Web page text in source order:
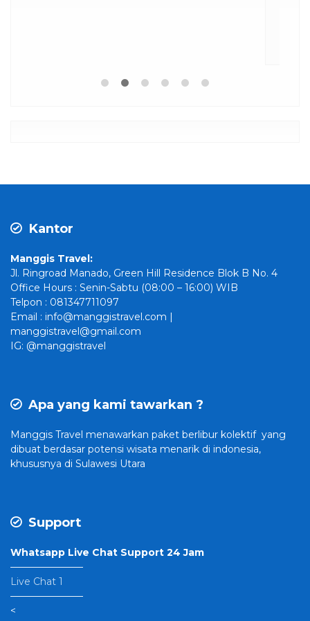
Kantor
Manggis Travel:
Jl. Ringroad Manado, Green Hill Residence Blok B No. 4
Office Hours : Senin-Sabtu (08:00 – 16:00) WIB
Telpon : 081347711097
Email : info@manggistravel.com |
manggistravel@gmail.com
IG: @manggistravel
Apa yang kami tawarkan ?
Manggis Travel menawarkan paket berlibur kolektif yang
dibuat berdasar potensi wisata menarik di indonesia,
khususnya di Sulawesi Utara
Support
Whatsapp Live Chat Support 24 Jam
———————–
Live Chat 1
———————–
<